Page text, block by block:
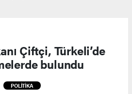
Çiftçi, Türkeli’de
bulundu
POLİTİKA